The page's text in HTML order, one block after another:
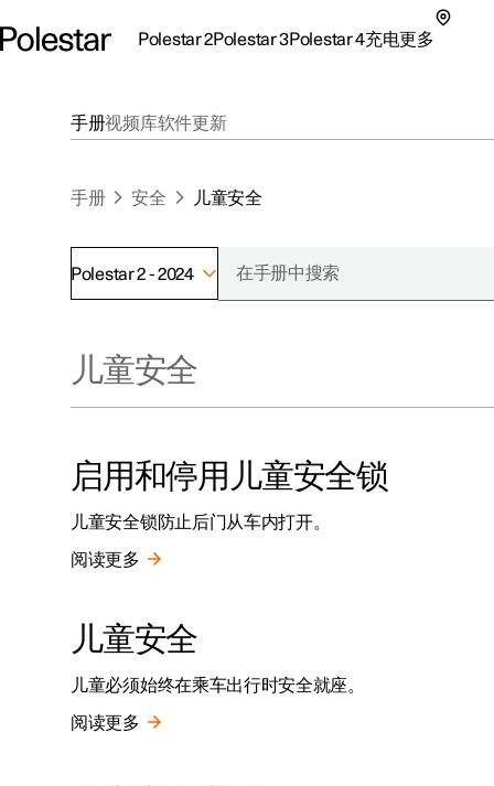
Polestar 2Polestar 3Polestar 4充电更多
探索Polestar 2
联系我们
极星官方二手车
探索Polestar 3
联系我们
探索Polestar 4
探索充电
公共充电
家庭充电
车主服务
新闻
注册新闻
（在新窗
手册视频库软件更新
手册 安全 儿童安全
Polestar 2 - 2024
儿童安全
启用和停用儿童安全锁
儿童安全锁防止后门从车内打开。
阅读更多
儿童安全
儿童必须始终在乘车出行时安全就座。
阅读更多